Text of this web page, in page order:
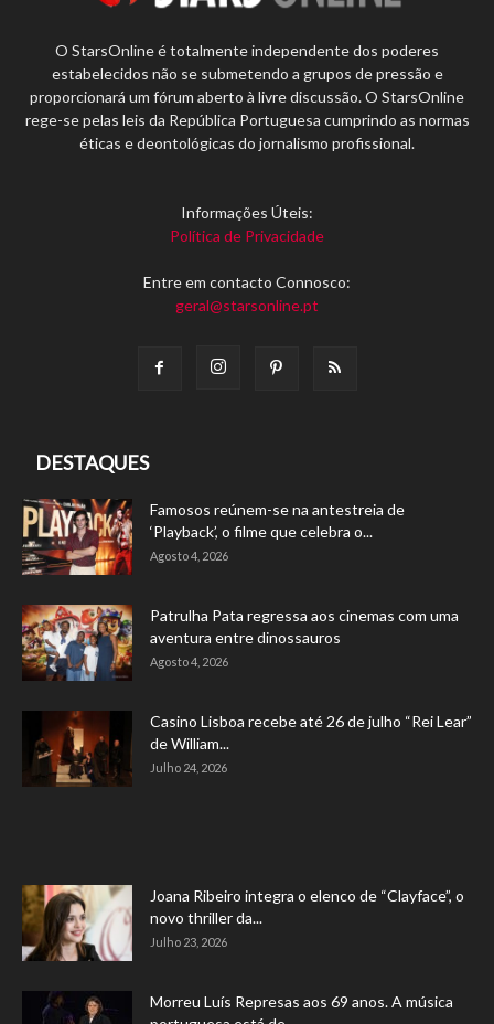
O StarsOnline é totalmente independente dos poderes
estabelecidos não se submetendo a grupos de pressão e
proporcionará um fórum aberto à livre discussão. O StarsOnline
rege-se pelas leis da República Portuguesa cumprindo as normas
éticas e deontológicas do jornalismo profissional.
Informações Úteis:
Política de Privacidade
Entre em contacto Connosco:
geral@starsonline.pt
DESTAQUES
Famosos reúnem-se na antestreia de
‘Playback’, o filme que celebra o...
Agosto 4, 2026
Patrulha Pata regressa aos cinemas com uma
aventura entre dinossauros
Agosto 4, 2026
Casino Lisboa recebe até 26 de julho “Rei Lear”
de William...
Julho 24, 2026
Joana Ribeiro integra o elenco de “Clayface”, o
novo thriller da...
Julho 23, 2026
Morreu Luís Represas aos 69 anos. A música